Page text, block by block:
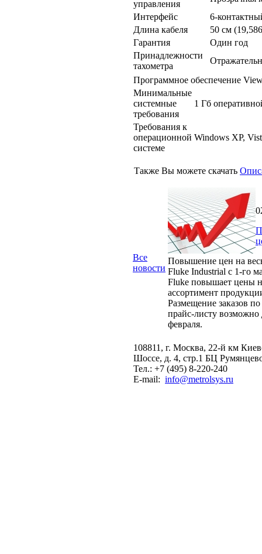
управления
Интерфейс
6-
Длина кабеля
50 см
Гарантия
Один год
Принадлежности
тахометра
Программное обеспечение
Минимальные
системные
требования
1 Гб
Требования к
операционной
системе
Windows XP,
Также Вы можете скачать
Все
новости
Повышение цен на
Fluke Industrial с 1-го
Fluke повышает цены
ассортимент
Размещение заказов
прайс-листу возможно
февраля.
108811, г. Москва, 22-й км
Шоссе, д. 4, стр.1 БЦ
Тел.: +7 (495) 8-220-240
E-mail: info@metrolsys.ru